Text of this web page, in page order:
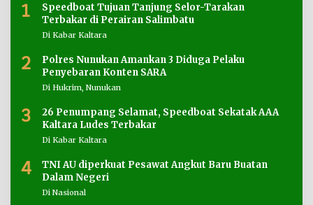
1
Speedboat Tujuan Tanjung Selor-Tarakan
Terbakar di Perairan Salimbatu
Di Kabar Kaltara
2
Polres Nunukan Amankan 3 Diduga Pelaku
Penyebaran Konten SARA
Di Hukrim, Nunukan
3
26 Penumpang Selamat, Speedboat Sekatak AAA
Kaltara Ludes Terbakar
Di Kabar Kaltara
4
TNI AU diperkuat Pesawat Angkut Baru Buatan
Dalam Negeri
Di Nasional